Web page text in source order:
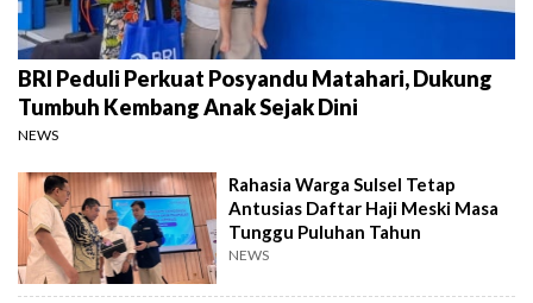
BRI Peduli Perkuat Posyandu Matahari, Dukung
Tumbuh Kembang Anak Sejak Dini
NEWS
Rahasia Warga Sulsel Tetap
Antusias Daftar Haji Meski Masa
Tunggu Puluhan Tahun
NEWS